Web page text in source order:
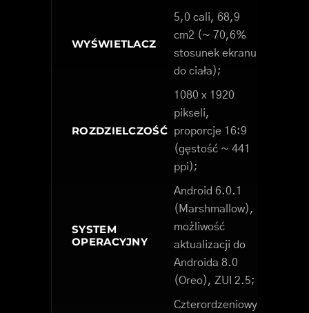
WYŚWIETLACZ
5,0 cali, 68,9
cm2 (~ 70,6%
stosunek ekranu
do ciała);
ROZDZIELCZOŚĆ
1080 x 1920
pikseli,
proporcje 16:9
(gęstość ~ 441
ppi);
SYSTEM
OPERACYJNY
Android 6.0.1
(Marshmallow),
możliwość
aktualizacji do
Androida 8.0
(Oreo), ZUI 2.5;
Czterordzeniowy